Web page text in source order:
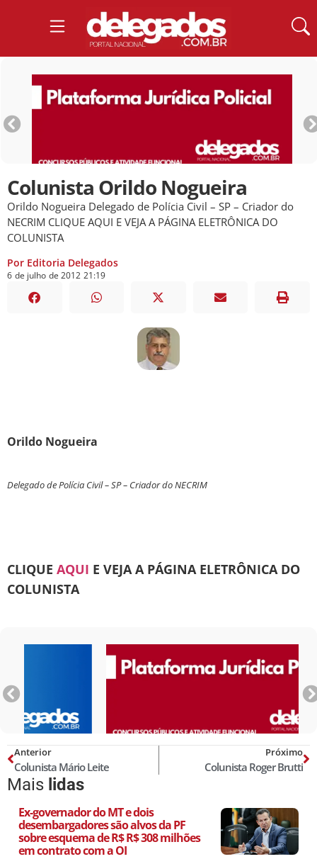
Colunista Orildo Nogueira
Orildo Nogueira Delegado de Polícia Civil – SP – Criador do
NECRIM CLIQUE AQUI E VEJA A PÁGINA ELETRÔNICA DO
COLUNISTA
Por Editoria Delegados
6 de julho de 2012 21:19
Orildo Nogueira
Delegado de Polícia Civil – SP – Criador do NECRIM
CLIQUE AQUI E VEJA A PÁGINA ELETRÔNICA DO
COLUNISTA
Anterior
Colunista Mário Leite
Próximo
Colunista Roger Brutti
Mais lidas
Ex-governador do MT e dois
desembargadores são alvos da PF
sobre esquema de R$ R$ 308 milhões
em contrato com a OI